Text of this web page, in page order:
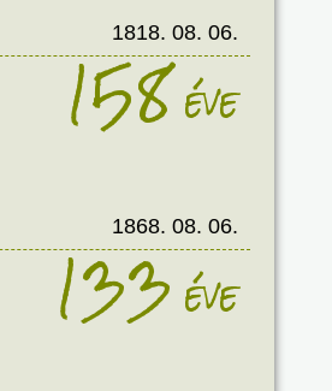
1818. 08. 06.
158éve
1868. 08. 06.
133éve